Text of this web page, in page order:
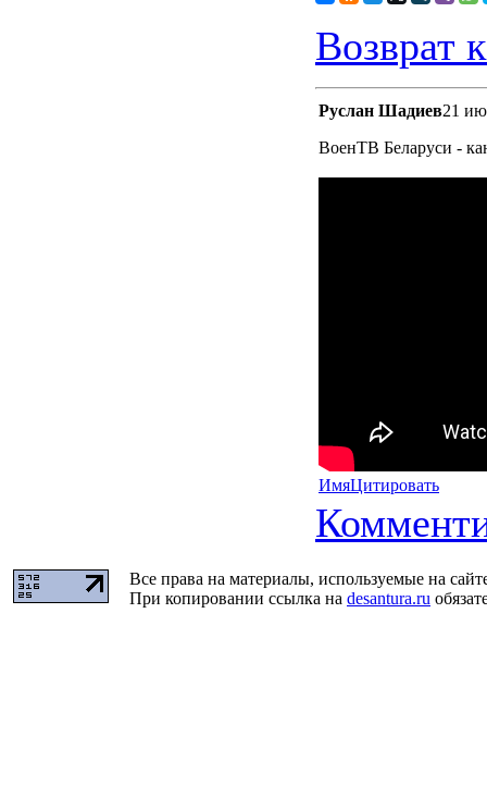
Возврат
Руслан Шадиев21
ВоенТВ Беларуси -
ИмяЦитировать
Все права на материалы, используемые на
При копировании ссылка на desantura.ru